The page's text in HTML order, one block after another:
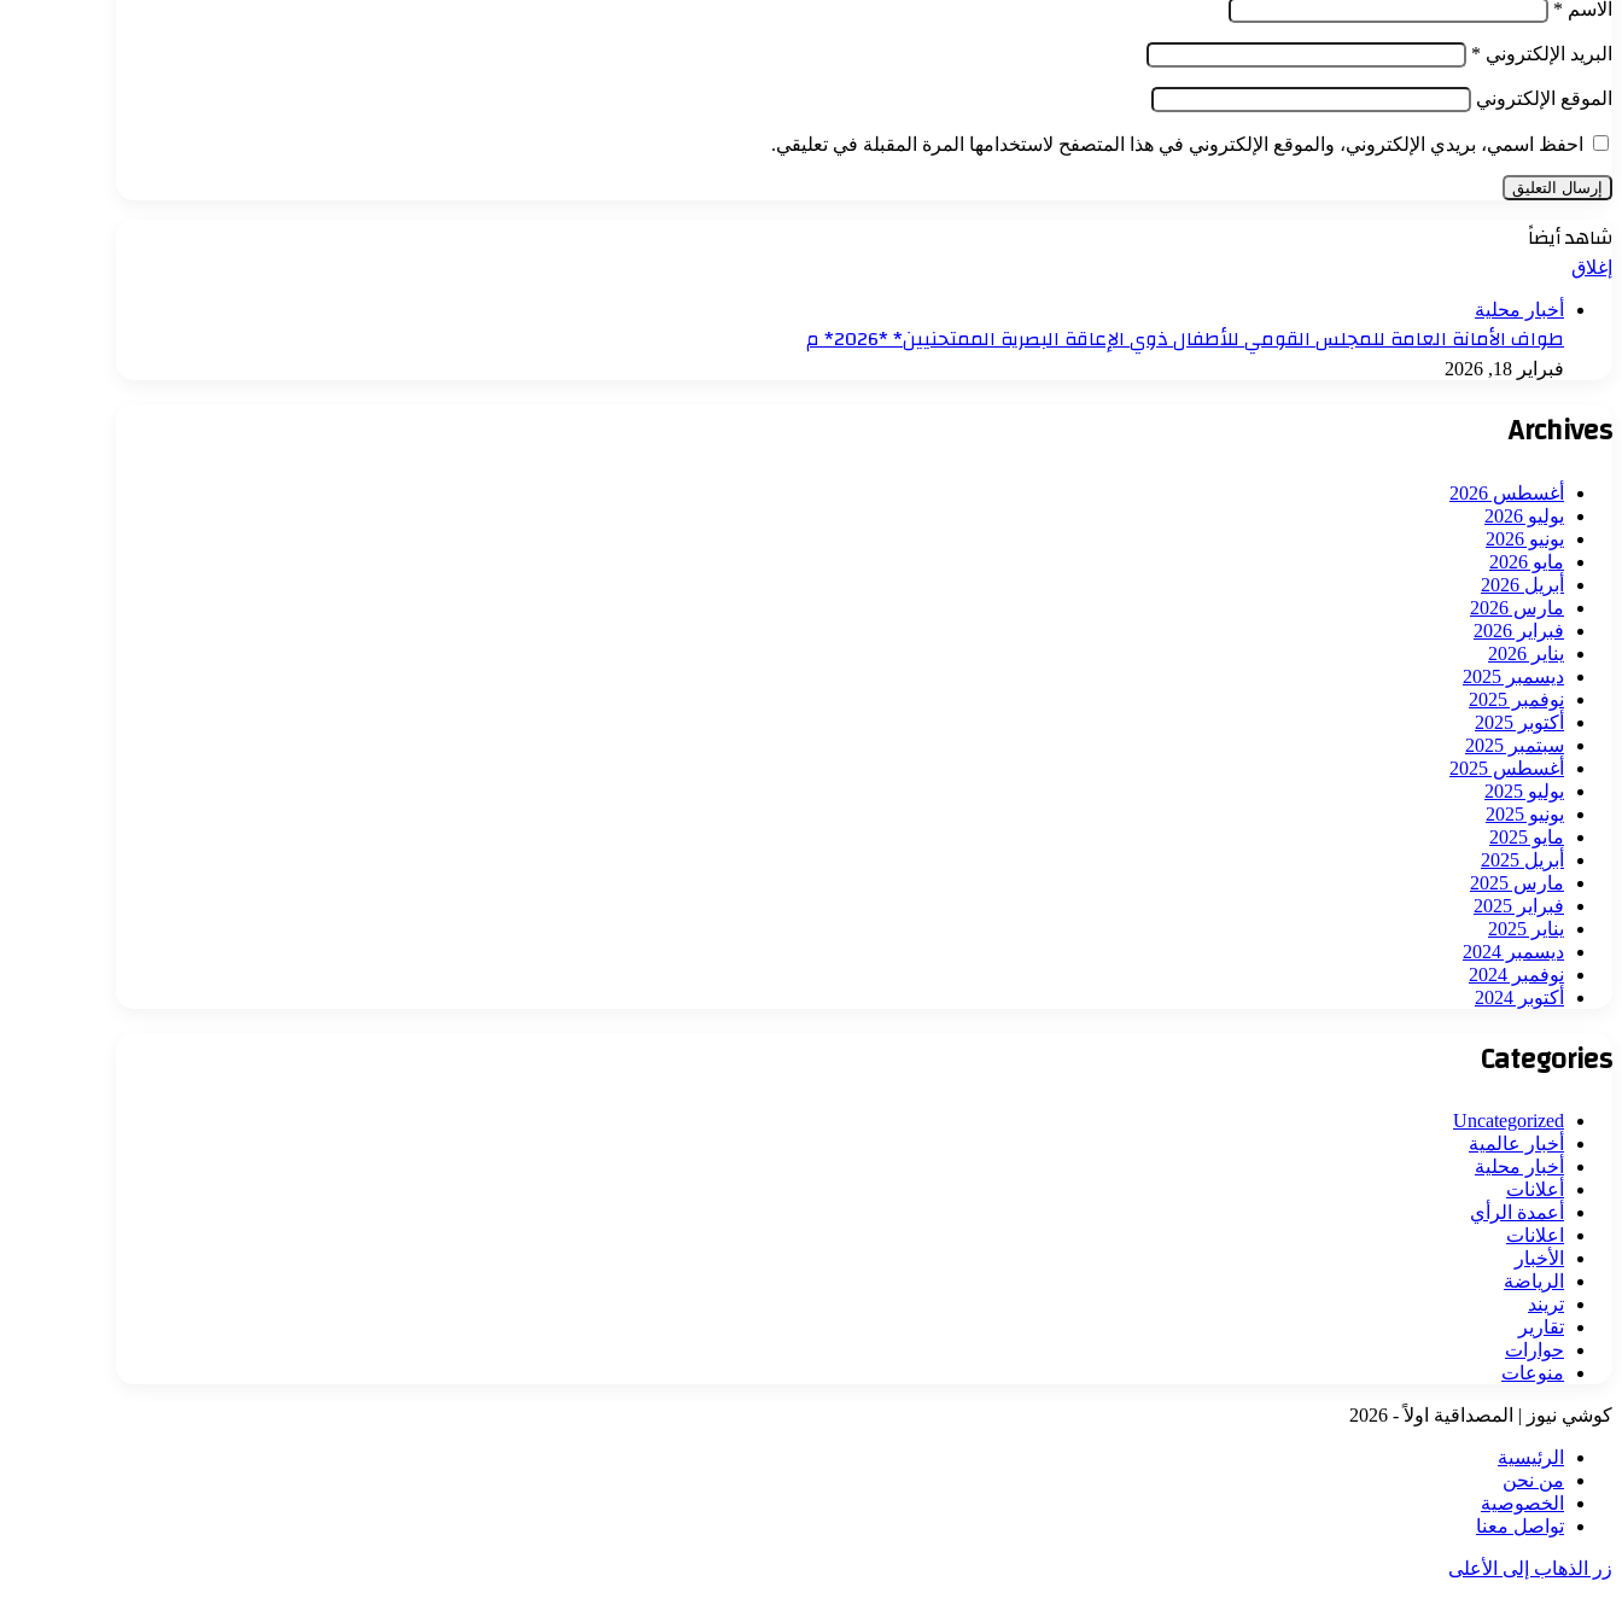
الاسم *
البريد الإلكتروني *
الموقع الإلكتروني
احفظ اسمي، بريدي الإلكتروني، والموقع الإلكتروني في هذا المتصفح لاستخدامها المرة المقبلة في تعليقي.
شاهد أيضاً
إغلاق
أخبار محلية
طواف الأمانة العامة للمجلس القومي للأطفال ذوي الإعاقة البصرية الممتحنيين* *2026* م
فبراير 18, 2026
Archives
أغسطس 2026
يوليو 2026
يونيو 2026
مايو 2026
أبريل 2026
مارس 2026
فبراير 2026
يناير 2026
ديسمبر 2025
نوفمبر 2025
أكتوبر 2025
سبتمبر 2025
أغسطس 2025
يوليو 2025
يونيو 2025
مايو 2025
أبريل 2025
مارس 2025
فبراير 2025
يناير 2025
ديسمبر 2024
نوفمبر 2024
أكتوبر 2024
Categories
Uncategorized
أخبار عالمية
أخبار محلية
أعلانات
أعمدة الرأي
اعلانات
الأخبار
الرياضة
تريند
تقارير
حوارات
منوعات
كوشي نيوز | المصداقية اولاً - 2026
الرئيسية
من نحن
الخصوصية
تواصل معنا
زر الذهاب إلى الأعلى